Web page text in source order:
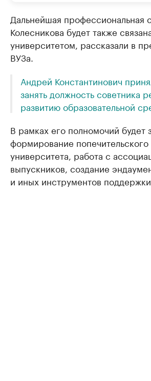
Дальнейшая профессиональная
Колесникова будет также
университетом, рассказали в
ВУЗа.
Андрей Константинович
занять должность советника
развитию образовательной
В рамках его полномочий будет
формирование попечительского
университета, работа с
выпускников, создание
и иных инструментов